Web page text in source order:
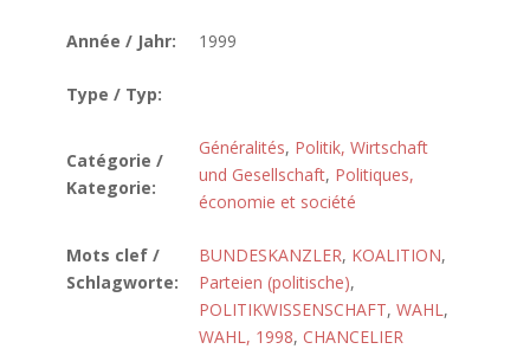
Année / Jahr: 1999
Type / Typ:
Catégorie /
Kategorie:
Généralités, Politik, Wirtschaft
und Gesellschaft, Politiques,
économie et société
Mots clef /
Schlagworte:
BUNDESKANZLER, KOALITION,
Parteien (politische),
POLITIKWISSENSCHAFT, WAHL,
WAHL, 1998, CHANCELIER